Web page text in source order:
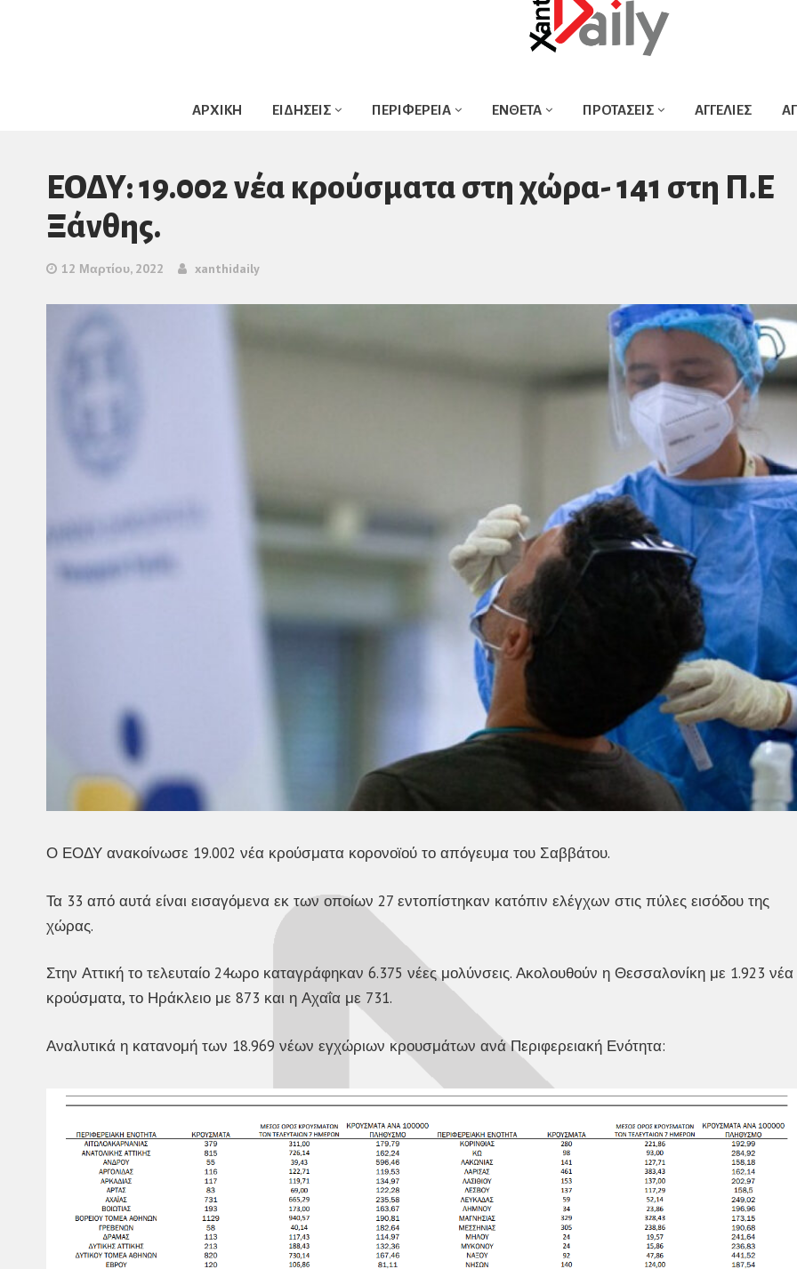
ΑΡΧΙΚΗ ΕΙΔΗΣΕΙΣ ΠΕΡΙΦΕΡΕΙΑ ΕΝΘΕΤΑ ΠΡΟΤΑΣΕΙΣ ΑΓΓΕΛΙΕΣ
ΕΟΔΥ: 19.002 νέα κρούσματα στη χώρα- 141 στη Π.Ε
Ξάνθης.
12 Μαρτίου, 2022 xanthidaily
Ο ΕΟΔΥ ανακοίνωσε 19.002 νέα κρούσματα κορονοϊού το απόγευμα του Σαββάτου.
Τα 33 από αυτά είναι εισαγόμενα εκ των οποίων 27 εντοπίστηκαν κατόπιν ελέγχων στις πύλες εισόδου της
χώρας.
Στην Αττική το τελευταίο 24ωρο καταγράφηκαν 6.375 νέες μολύνσεις. Ακολουθούν η Θεσσαλονίκη με 1.923 νέα
κρούσματα, το Ηράκλειο με 873 και η Αχαΐα με 731.
Αναλυτικά η κατανομή των 18.969 νέων εγχώριων κρουσμάτων ανά Περιφερειακή Ενότητα: